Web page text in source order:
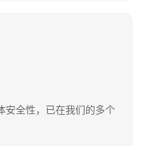
安全性，已在我们的多个